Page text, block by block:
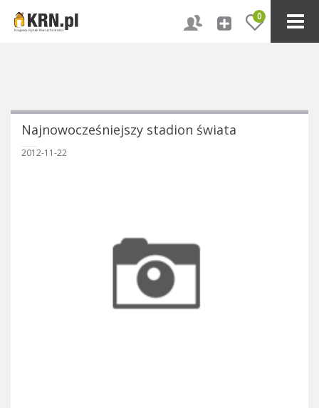
0
Najnowocześniejszy stadion świata
2012-11-22